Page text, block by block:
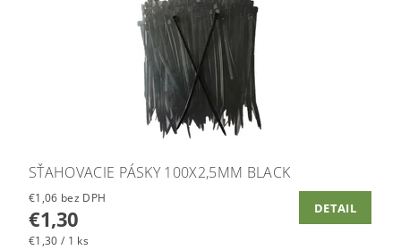
SŤAHOVACIE PÁSKY 100X2,5MM BLACK
€1,06 bez DPH
€1,30
€1,30 / 1 ks
DETAIL